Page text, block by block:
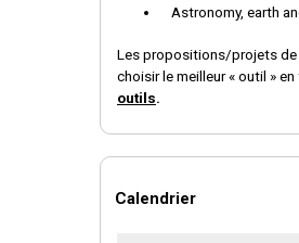
Astronomy, earth
Les propositions/projets de
choisir le meilleur « outil »
outils.
Calendrier